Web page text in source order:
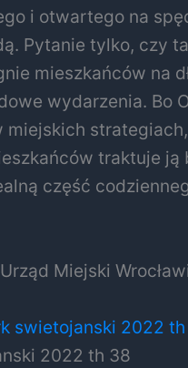
i otwartego na
Pytanie tylko, czy
mieszkańców na
wydarzenia. Bo
miejskich
traktuje ją
część
Urząd Miejski
2022 th 38